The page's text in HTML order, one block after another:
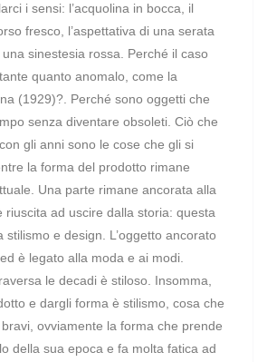
i sensi: l’acquolina in bocca, il
fresco, l’aspettativa di una serata
sinestesia rossa. Perché il caso
quanto anomalo, come la
(1929)?. Perché sono oggetti che
senza diventare obsoleti. Ciò che
gli anni sono le cose che gli si
la forma del prodotto rimane
Una parte rimane ancorata alla
riuscita ad uscire dalla storia: questa
stilismo e design. L’oggetto ancorato
è legato alla moda e ai modi.
le decadi è stiloso. Insomma,
e dargli forma è stilismo, cosa che
ovviamente la forma che prende
della sua epoca e fa molta fatica ad